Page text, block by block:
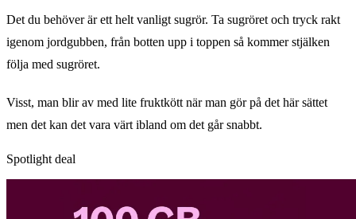
Det du behöver är ett helt vanligt sugrör. Ta sugröret och tryck rakt
igenom jordgubben, från botten upp i toppen så kommer stjälken
följa med sugröret.
Visst, man blir av med lite fruktkött när man gör på det här sättet
men det kan det vara värt ibland om det går snabbt.
Spotlight deal